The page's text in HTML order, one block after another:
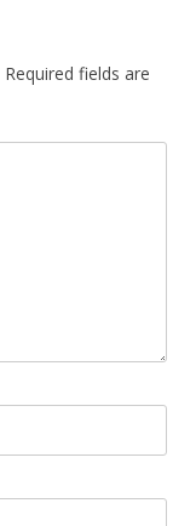
Required fields are